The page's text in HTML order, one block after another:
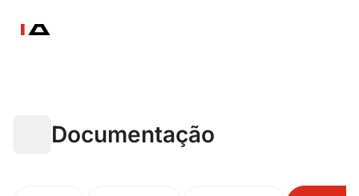
Documentação